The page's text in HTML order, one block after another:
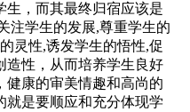
生，而其最终归宿应该是
注学生的发展,尊重学生的
灵性,诱发学生的悟性,促
造性，从而培养学生良好
健康的审美情趣和高尚的
就是要顺应和充分体现学